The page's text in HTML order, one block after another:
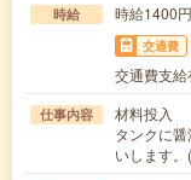
時給 時給1400円
交通費
交通費支給
仕事内容
材料投入
タンクに
いします